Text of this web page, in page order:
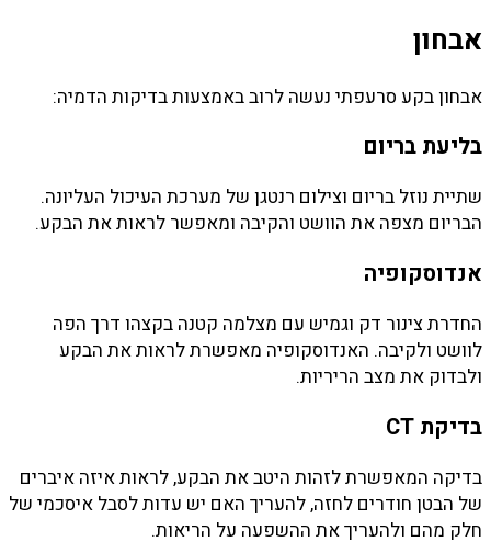
אבחון
אבחון בקע סרעפתי נעשה לרוב באמצעות בדיקות הדמיה:
בליעת בריום
שתיית נוזל בריום וצילום רנטגן של מערכת העיכול העליונה.
הבריום מצפה את הוושט והקיבה ומאפשר לראות את הבקע.
אנדוסקופיה
החדרת צינור דק וגמיש עם מצלמה קטנה בקצהו דרך הפה
לוושט ולקיבה. האנדוסקופיה מאפשרת לראות את הבקע
ולבדוק את מצב הריריות.
בדיקת CT
בדיקה המאפשרת לזהות היטב את הבקע, לראות איזה איברים
של הבטן חודרים לחזה, להעריך האם יש עדות לסבל איסכמי של
חלק מהם ולהעריך את ההשפעה על הריאות.